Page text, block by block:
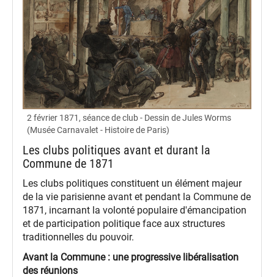
2 février 1871, séance de club - Dessin de Jules Worms
(Musée Carnavalet - Histoire de Paris)
Les clubs politiques avant et durant la
Commune de 1871
Les clubs politiques constituent un élément majeur
de la vie parisienne avant et pendant la Commune de
1871, incarnant la volonté populaire d'émancipation
et de participation politique face aux structures
traditionnelles du pouvoir.
Avant la Commune : une progressive libéralisation
des réunions